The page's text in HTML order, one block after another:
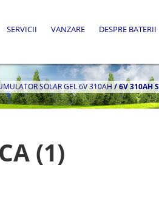
SERVICII VANZARE DESPRE BATERII
SOLAR GEL 6V 310AH/6V 310AH
(1)